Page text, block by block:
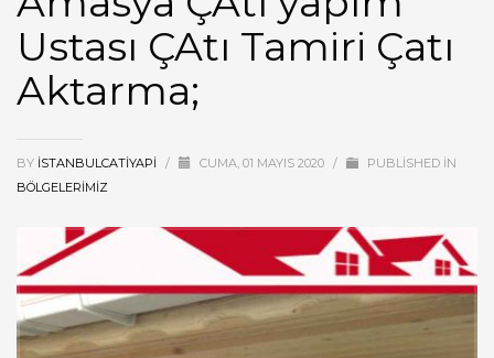
Ustası ÇAtı Tamiri Çatı
Aktarma;
BY ISTANBULCATIYAPI / CUMA, 01 MAYIS 2020 /
PUBLISHED IN
BÖLGELERIMIZ